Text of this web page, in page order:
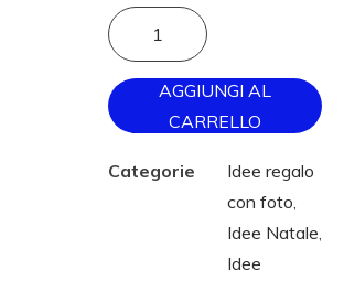
AGGIUNGI AL
CARRELLO
Categorie
Idee regalo
con foto
Idee Natale
Idee